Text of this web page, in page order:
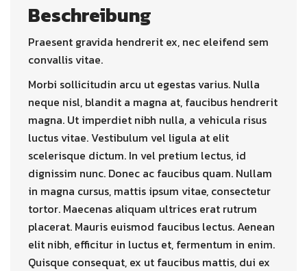
Beschreibung
Praesent gravida hendrerit ex, nec eleifend sem
convallis vitae.
Morbi sollicitudin arcu ut egestas varius. Nulla
neque nisl, blandit a magna at, faucibus hendrerit
magna. Ut imperdiet nibh nulla, a vehicula risus
luctus vitae. Vestibulum vel ligula at elit
scelerisque dictum. In vel pretium lectus, id
dignissim nunc. Donec ac faucibus quam. Nullam
in magna cursus, mattis ipsum vitae, consectetur
tortor. Maecenas aliquam ultrices erat rutrum
placerat. Mauris euismod faucibus lectus. Aenean
elit nibh, efficitur in luctus et, fermentum in enim.
Quisque consequat, ex ut faucibus mattis, dui ex